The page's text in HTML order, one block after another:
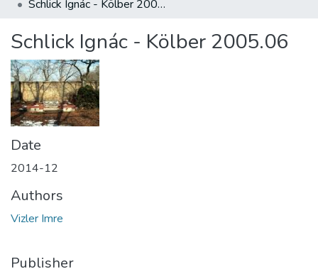
About us
Schlick Ignác - Kölber 2005.06
Schlick Ignác - Kölber 2005.06
Date
2014-12
Authors
Vizler Imre
Publisher